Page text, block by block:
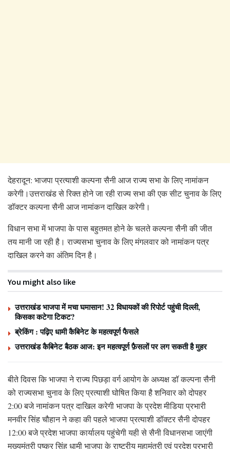
देहरादून: भाजपा प्रत्याशी कल्पना सैनी आज राज्य सभा के लिए नामांकन
करेगी।उत्तराखंड से रिक्त होने जा रही राज्य सभा की एक सीट चुनाव के लिए
डॉक्टर कल्पना सैनी आज नामांकन दाखिल करेगी।
विधान सभा में भाजपा के पास बहुतमत होने के चलते कल्पना सैनी की जीत
तय मानी जा रही है। राज्यसभा चुनाव के लिए मंगलवार को नामांकन पत्र
दाखिल करने का अंतिम दिन है।
You might also like
उत्तराखंड भाजपा में मचा घमासान! 32 विधायकों की रिपोर्ट पहुंची दिल्ली,
किसका कटेगा टिकट?
ब्रेकिंग : पढ़िए धामी कैबिनेट के महत्वपूर्ण फैसले
उत्तराखंड कैबिनेट बैठक आज: इन महत्वपूर्ण फ़ैसलों पर लग सकती है मुहर
बीते दिवस कि भाजपा ने राज्य पिछड़ा वर्ग आयोग के अध्यक्ष डॉ कल्पना सैनी
को राज्यसभा चुनाव के लिए प्रत्याशी घोषित किया है शनिवार को दोपहर
2:00 बजे नामांकन पत्र दाखिल करेगी भाजपा के प्रदेश मीडिया प्रभारी
मनवीर सिंह चौहान ने कहा की पहले भाजपा प्रत्याशी डॉक्टर सैनी दोपहर
12:00 बजे प्रदेश भाजपा कार्यालय पहुंचेगी यही से सैनी विधानसभा जाएंगी
मुख्यमंत्री पुष्कर सिंह धामी भाजपा के राष्ट्रीय महामंत्री एवं प्रदेश प्रभारी